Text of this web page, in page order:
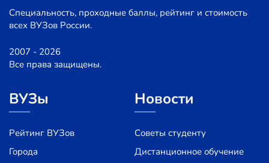
Специальность, проходные баллы, рейтинг и стоимость
всех ВУЗов России.
2007 - 2026
Все права защищены.
ВУЗы
Рейтинг ВУЗов
Города
Новости
Советы студенту
Дистанционное обучение